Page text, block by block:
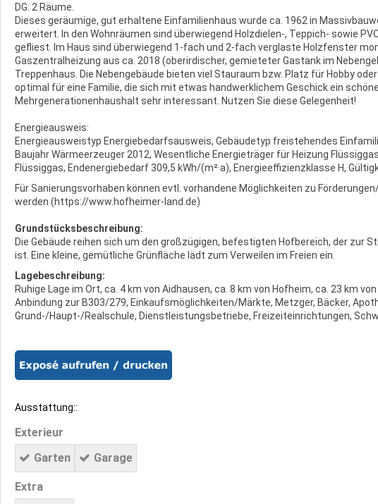
DG: 2 Räume.
Dieses geräumige, gut erhaltene Einfamilienhaus wurde ca. 1962 in
erweitert. In den Wohnräumen sind überwiegend Holzdielen-, Teppich- sowie
gefliest. Im Haus sind überwiegend 1-fach und 2-fach verglaste Holzfenster
Gaszentralheizung aus ca. 2018 (oberirdischer, gemieteter Gastank im
Treppenhaus. Die Nebengebäude bieten viel Stauraum bzw. Platz für Hobby
optimal für eine Familie, die sich mit etwas handwerklichem Geschick ein
Mehrgenerationenhaushalt sehr interessant. Nutzen Sie diese Gelegenheit!
Energieausweis:
Energieausweistyp Energiebedarfsausweis, Gebäudetyp freistehendes
Baujahr Wärmeerzeuger 2012, Wesentliche Energieträger für Heizung
Flüssiggas, Endenergiebedarf 309,5 kWh/(m²·a), Energieeffizienzklasse H,
Für Sanierungsvorhaben können evtl. vorhandene Möglichkeiten zu
werden (https://www.hofheimer-land.de)
Grundstücksbeschreibung:
Die Gebäude reihen sich um den großzügigen, befestigten Hofbereich, der zur
ist. Eine kleine, gemütliche Grünfläche lädt zum Verweilen im Freien ein.
Lagebeschreibung:
Ruhige Lage im Ort, ca. 4 km von Aidhausen, ca. 8 km von Hofheim, ca. 23 km
Anbindung zur B303/279, Einkaufsmöglichkeiten/Märkte, Metzger, Bäcker,
Grund-/Haupt-/Realschule, Dienstleistungsbetriebe, Freizeiteinrichtungen,
Ausstattung::
Exterieur
Garten
Garage
Extra